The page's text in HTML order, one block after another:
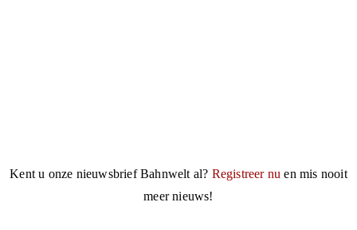
Kent u onze nieuwsbrief Bahnwelt al? Registreer nu en mis nooit
meer nieuws!